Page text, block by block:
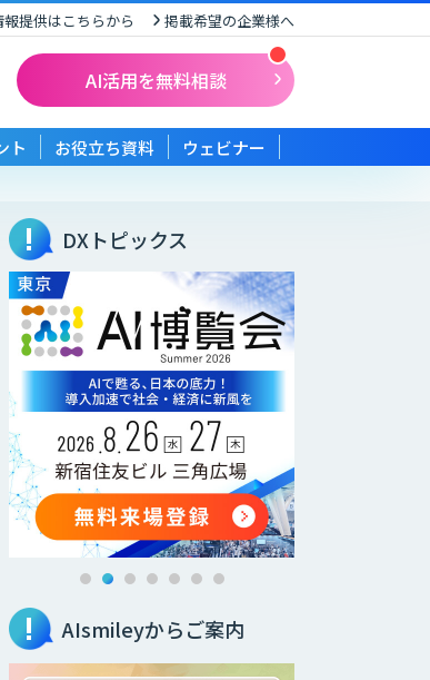
報提供はこちらから 掲載希望の企業様へ
AI活用を無料相談
ト お役立ち資料 ウェビナー
DXトピックス
AIsmileyからご案内